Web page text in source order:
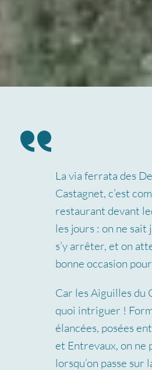
La via ferrata des
Castagnet, c’est
restaurant devant
les jours : on ne sait
s’y arrêter, et on
bonne occasion pour
Car les Aiguilles du
quoi intriguer !
élancées, posées
et Entrevaux, on ne
lorsqu’on passe sur